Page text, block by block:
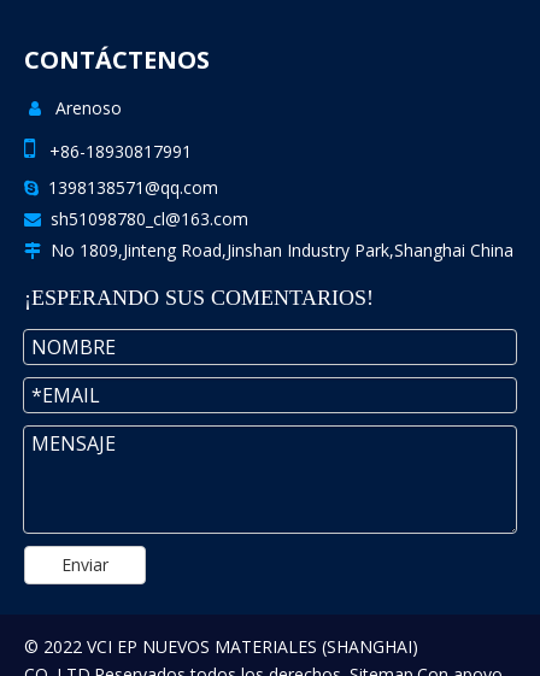
CONTÁCTENOS
 Arenoso
+86-18930817991
 1398138571@qq.com
 sh51098780_cl@163.com
 No 1809,Jinteng Road,Jinshan Industry Park,Shanghai China
¡ESPERANDO SUS COMENTARIOS!
Enviar
© 2022 VCI EP NUEVOS MATERIALES (SHANGHAI)